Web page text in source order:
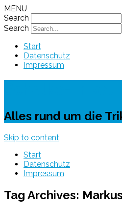
MENU
Search
Search
Start
Datenschutz
Impressum
Alles rund um die
Skip to content
Start
Datenschutz
Impressum
Tag Archives: